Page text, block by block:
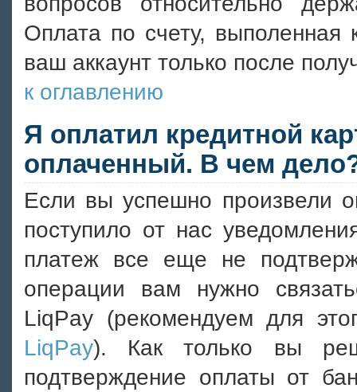
Оплата по счету, выполенная
ваш аккаунт только после
к оглавлению
Я оплатил кредитной
оплаченный. В чем
Если вы успешно произвели
поступило от нас
платеж все еще не
операции вам нужно
LiqPay (рекомендуем для
LiqPay). Как только вы
подтверждение оплаты от